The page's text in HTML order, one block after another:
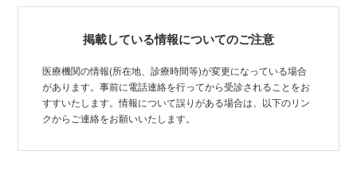
掲載している情報についてのご注意
医療機関の情報(所在地、診療時間等)が変更になっている場合
があります。事前に電話連絡を行ってから受診されることをお
すすいたします。情報について誤りがある場合は、以下のリン
クからご連絡をお願いいたします。